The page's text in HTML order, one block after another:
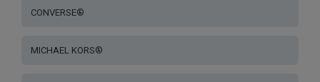
CONVERSE®
MICHAEL KORS®